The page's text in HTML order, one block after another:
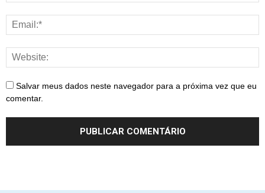
Salvar meus dados neste navegador para a próxima vez que eu
comentar.